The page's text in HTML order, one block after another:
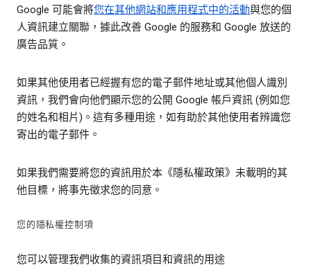
Google 可能會將您在其他網站和應用程式中的活動與您的個
人資訊建立關聯，據此改善 Google 的服務和 Google 放送的
廣告品質。
如果其他使用者已經握有您的電子郵件地址或其他個人識別
資訊，我們會向他們顯示您的公開 Google 帳戶資訊 (例如您
的姓名和相片)。這有多種用途，如有助於其他使用者辨識您
寄出的電子郵件。
如果我們需要將您的資訊用於本《隱私權政策》未載明的其
他目標，將事先徵求您的同意。
您的隱私權控制項
您可以管理我們收集的資訊項目和資訊的用途